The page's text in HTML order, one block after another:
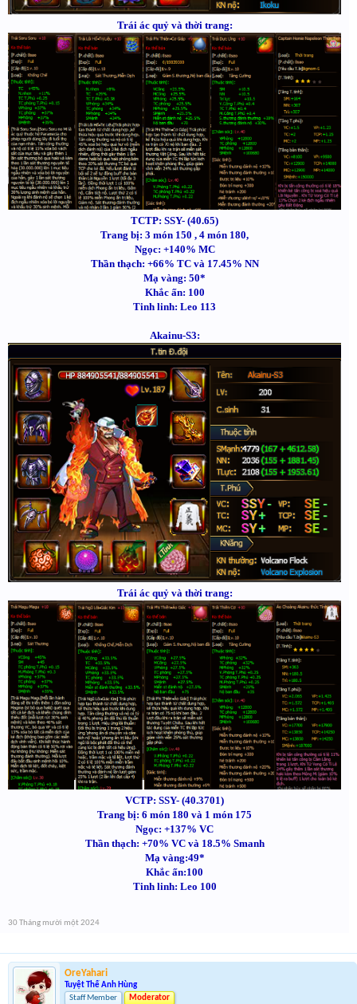
Trái ác quỷ và thời trang:
TCTP: SSY- (40.65)
Trang bị: 3 món 150 , 4 món 180,
Ngọc: +140% MC
Thần thạch: +66% TC và 17.45% NN
Mạ vàng: 50*
Khắc ấn: 100
Tinh linh: Leo 113
Akainu-S3:
Trái ác quỷ và thời trang:
VCTP: SSY- (40.3701)
Trang bị: 6 món 180 và 1 món 175
Ngọc: +137% VC
Thần thạch: +70% VC và 18.5% Smanh
Mạ vàng:49*
Khắc ấn:100
Tinh linh: Leo 100
30 Tháng mười một 2024
OreYahari
Tuyệt Thế Anh Hùng
Staff Member
Moderator